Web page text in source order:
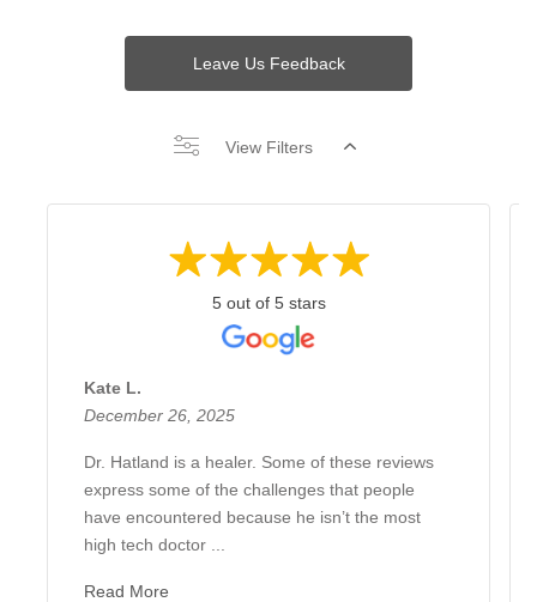
Leave Us Feedback
View Filters
5 out of 5 stars
Kate L.
December 26, 2025
Dr. Hatland is a healer. Some of these reviews
express some of the challenges that people
have encountered because he isn’t the most
high tech doctor ...
Read More